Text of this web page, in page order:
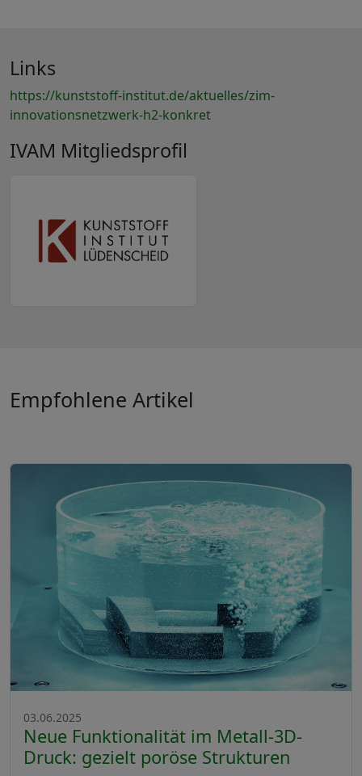
Links
https://kunststoff-institut.de/aktuelles/zim-
innovationsnetzwerk-h2-konkret
IVAM Mitgliedsprofil
Empfohlene Artikel
03.06.2025
Neue Funktionalität im Metall-3D-
Druck: gezielt poröse Strukturen